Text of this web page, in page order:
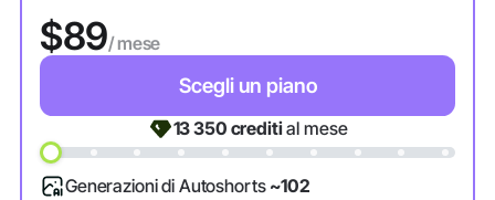
$89/ mese
Scegli un piano
13 350 creditial mese
Generazioni di Autoshorts ~102